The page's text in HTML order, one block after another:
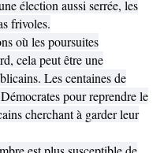
élection aussi serrée, les
frivoles.
où les poursuites
cela peut être une
Les centaines de
pour reprendre le
cherchant à garder leur